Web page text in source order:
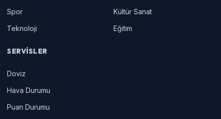
Spor
Kültür Sanat
Teknoloji
Eğitim
SERVISLER
Doviz
Hava Durumu
Puan Durumu